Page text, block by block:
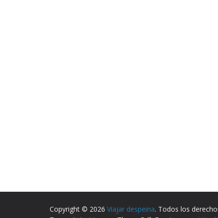
Copyright © 2026 Viajar despeina. Todos los